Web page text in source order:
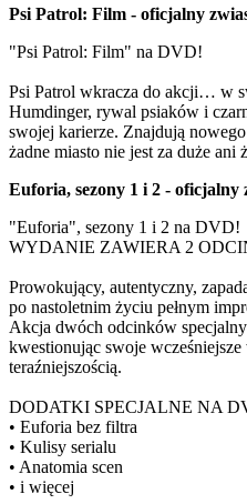
Psi Patrol: Film - oficjalny
"Psi Patrol: Film" na DVD!
Psi Patrol wkracza do akcji… w
Humdinger, rywal psiaków i
swojej karierze. Znajdują
żadne miasto nie jest za duże ani
Euforia, sezony 1 i 2 -
"Euforia", sezony 1 i 2 na DVD!
WYDANIE ZAWIERA 2
Prowokujący, autentyczny,
po nastoletnim życiu pełnym
Akcja dwóch odcinków
kwestionując swoje
teraźniejszością.
DODATKI SPECJALNE NA
• Euforia bez filtra
• Kulisy serialu
• Anatomia scen
• i więcej